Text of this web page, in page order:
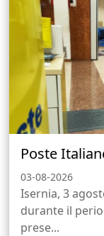
Poste
03-08-2026
Isernia, 3
durante il
prese...